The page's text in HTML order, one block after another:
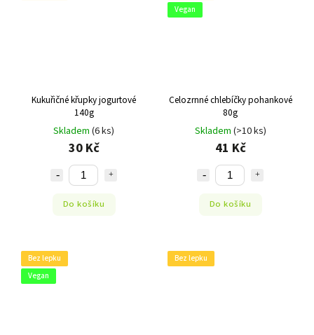
Kukuřičné křupky jogurtové
140g
Skladem (6 ks)
30 Kč
Do košíku
Vegan
Celozrnné chlebíčky pohankové
80g
Skladem (>10 ks)
41 Kč
Do košíku
Bez lepku
Vegan
Bez lepku